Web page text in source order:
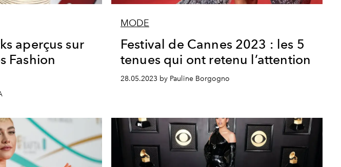
aperçus sur
Fashion
MODE
Festival de Cannes 2023 : les 5
tenues qui ont retenu l’attention
28.05.2023 by Pauline Borgogno